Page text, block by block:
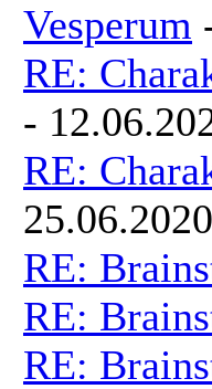
Vesperum
RE:
-
RE:
RE:
RE:
RE: